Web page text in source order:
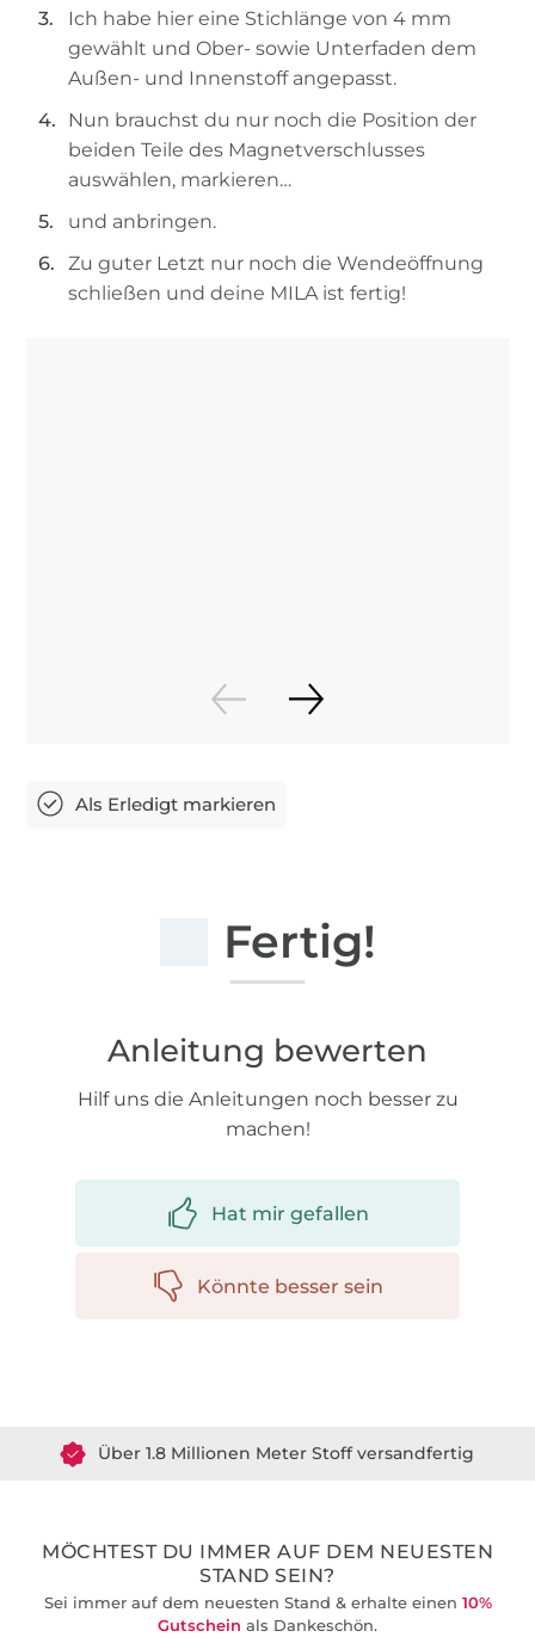
Ich habe hier eine Stichlänge von 4 mm
gewählt und Ober- sowie Unterfaden dem
Außen- und Innenstoff angepasst.
Nun brauchst du nur noch die Position der
beiden Teile des Magnetverschlusses
auswählen, markieren…
und anbringen.
Zu guter Letzt nur noch die Wendeöffnung
schließen und deine MILA ist fertig!
Fertig!
Anleitung bewerten
Hilf uns die Anleitungen noch besser zu
machen!
Hat mir gefallen
Könnte besser sein
Über 1.8 Millionen Meter Stoff versandfertig
36 Jahre Erfahrung
MÖCHTEST DU IMMER AUF DEM NEUESTEN
STAND SEIN?
Sei immer auf dem neuesten Stand & erhalte einen 10%
Gutschein als Dankeschön.